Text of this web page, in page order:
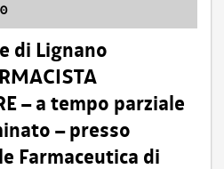
di Lignano
– a tempo parziale
– presso
Farmaceutica di